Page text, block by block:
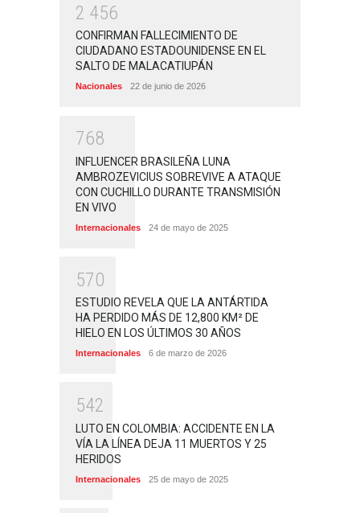
2 456
CONFIRMAN FALLECIMIENTO DE
CIUDADANO ESTADOUNIDENSE EN EL
SALTO DE MALACATIUPÁN
Nacionales 22 de junio de 2026
768
INFLUENCER BRASILEÑA LUNA
AMBROZEVICIUS SOBREVIVE A ATAQUE
CON CUCHILLO DURANTE TRANSMISIÓN
EN VIVO
Internacionales 24 de mayo de 2025
570
ESTUDIO REVELA QUE LA ANTÁRTIDA
HA PERDIDO MÁS DE 12,800 KM² DE
HIELO EN LOS ÚLTIMOS 30 AÑOS
Internacionales 6 de marzo de 2026
542
LUTO EN COLOMBIA: ACCIDENTE EN LA
VÍA LA LÍNEA DEJA 11 MUERTOS Y 25
HERIDOS
Internacionales 25 de mayo de 2025